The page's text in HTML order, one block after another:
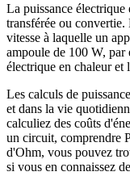
La puissance électrique
transférée ou
vitesse à laquelle un
ampoule de 100 W,
électrique en chaleur et
Les calculs de
et dans la vie
calculiez des coûts
un circuit, comprendre
d'Ohm, vous pouvez
si vous en connaissez